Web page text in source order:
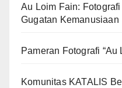
Au Loim Fain:
Gugatan Kemanusiaan
Pameran Fotografi “Au
Komunitas KATALIS